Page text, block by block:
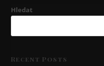
Hledat
Recent Posts